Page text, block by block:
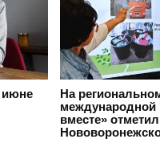
июне
На
вместе»